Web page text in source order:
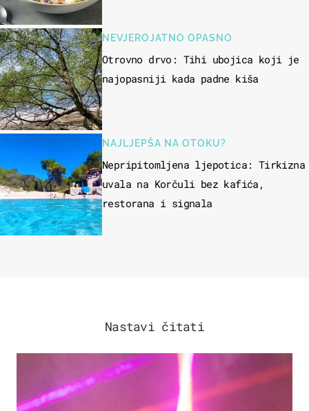
NEVJEROJATNO OPASNO
Otrovno drvo: Tihi ubojica koji je
najopasniji kada padne kiša
NAJLJEPŠA NA OTOKU?
Nepripitomljena ljepotica: Tirkizna
uvala na Korčuli bez kafića,
restorana i signala
Nastavi čitati
KULTURA & ZABAVA